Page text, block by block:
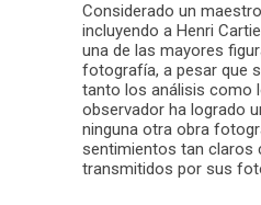
Considerado un
incluyendo a Henri
una de las mayores
fotografía, a pesar que
tanto los análisis como
observador ha logrado
ninguna otra obra
sentimientos tan claros
transmitidos por sus